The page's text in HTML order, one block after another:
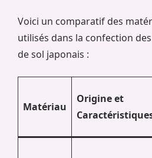
Voici un comparatif des
utilisés dans la confection
de sol japonais :
Matériau
Origine et